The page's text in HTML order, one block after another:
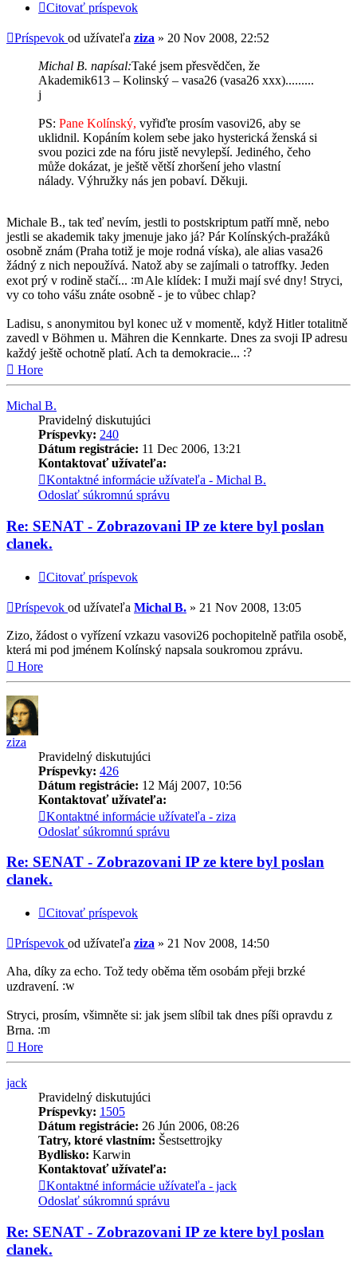
Citovať príspevok
Príspevok od užívateľa ziza » 20 Nov 2008, 22:52
Michal B. napísal:Také jsem přesvědčen, že
Akademik613 – Kolinský – vasa26 (vasa26 xxx).........
j
PS: Pane Kolínský, vyřiďte prosím vasovi26, aby se
uklidnil. Kopáním kolem sebe jako hysterická ženská si
svou pozici zde na fóru jistě nevylepší. Jediného, čeho
může dokázat, je ještě větší zhoršení jeho vlastní
nálady. Výhružky nás jen pobaví. Děkuji.
Michale B., tak teď nevím, jestli to postskriptum patří mně, nebo
jestli se akademik taky jmenuje jako já? Pár Kolínských-pražáků
osobně znám (Praha totiž je moje rodná víska), ale alias vasa26
žádný z nich nepoužívá. Natož aby se zajímali o tatroffky. Jeden
exot prý v rodině stačí...
Ale klídek: I muži mají své dny! Stryci,
vy co toho vášu znáte osobně - je to vůbec chlap?
Ladisu, s anonymitou byl konec už v momentě, když Hitler totalitně
zavedl v Böhmen u. Mähren die Kennkarte. Dnes za svoji IP adresu
každý ještě ochotně platí. Ach ta demokracie...
Hore
Michal B.
Pravidelný diskutujúci
Príspevky: 240
Dátum registrácie: 11 Dec 2006, 13:21
Kontaktovať užívateľa:
Kontaktné informácie užívateľa - Michal B.
Odoslať súkromnú správu
Re: SENAT - Zobrazovani IP ze ktere byl poslan
clanek.
Citovať príspevok
Príspevok od užívateľa Michal B. » 21 Nov 2008, 13:05
Zizo, žádost o vyřízení vzkazu vasovi26 pochopitelně patřila osobě,
která mi pod jménem Kolínský napsala soukromou zprávu.
Hore
ziza
Pravidelný diskutujúci
Príspevky: 426
Dátum registrácie: 12 Máj 2007, 10:56
Kontaktovať užívateľa:
Kontaktné informácie užívateľa - ziza
Odoslať súkromnú správu
Re: SENAT - Zobrazovani IP ze ktere byl poslan
clanek.
Citovať príspevok
Príspevok od užívateľa ziza » 21 Nov 2008, 14:50
Aha, díky za echo. Tož tedy oběma těm osobám přeji brzké
uzdravení.
Stryci, prosím, všimněte si: jak jsem slíbil tak dnes píši opravdu z
Brna.
Hore
jack
Pravidelný diskutujúci
Príspevky: 1505
Dátum registrácie: 26 Jún 2006, 08:26
Tatry, ktoré vlastním: Šestsettrojky
Bydlisko: Karwin
Kontaktovať užívateľa:
Kontaktné informácie užívateľa - jack
Odoslať súkromnú správu
Re: SENAT - Zobrazovani IP ze ktere byl poslan
clanek.